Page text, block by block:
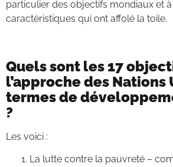
particulier des objectifs mondiaux et
caractéristiques qui ont affolé la toile.
Quels sont les 17
l’approche des Nations
termes de
?
Les voici :
La lutte contre la pauvreté –